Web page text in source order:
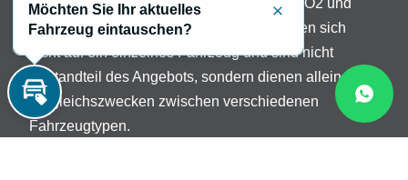
Sonderausstattungen. Beschreibung der CO2 und
Verbrauchsangaben: Die Angaben beziehen sich
nicht auf ein einzelnes Fahrzeug und sind nicht
Bestandteil des Angebots, sondern dienen allein
Vergleichszwecken zwischen verschiedenen
Fahrzeugtypen.
Inzahlungnahme
Möchten Sie Ihr aktuelles
Fahrzeug eintauschen?
Schließen